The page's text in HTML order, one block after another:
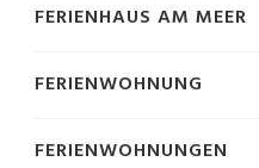
FERIENHAUS AM MEER
FERIENWOHNUNG
FERIENWOHNUNGEN